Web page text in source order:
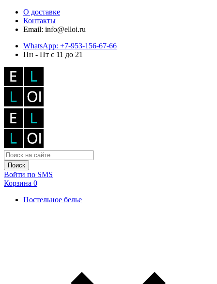
О доставке
Контакты
Email: info@elloi.ru
WhatsApp: +7-953-156-67-66
Пн - Пт с 11 до 21
Поиск
Войти по SMS
Корзина 0
Постельное белье